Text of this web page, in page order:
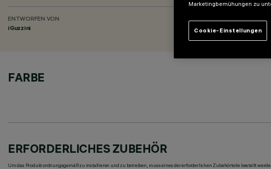
ENTWORFEN VON
iGuzzini
FARBE
ERFORDERLICHES ZUBEHÖR
Um das Produkt ordnungsgemäß zu installieren und zu betreiben, muss eines der erforderlichen Zubehörteile bestellt
Marketingbemühungen zu
Cookie-Einstellungen